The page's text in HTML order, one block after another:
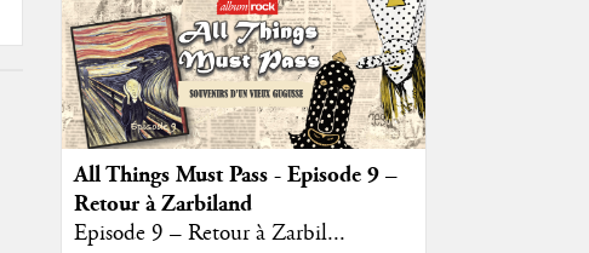
All Things Must Pass - Episode 9 –
Retour à Zarbiland
Episode 9 – Retour à Zarbil...